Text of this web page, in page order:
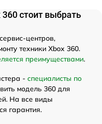
стоит выбрать
центров,
техники Xbox 360.
преимуществами.
- специалисты по
модель 360 для
На все виды
гарантия.